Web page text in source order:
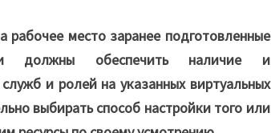
рабочее место заранее подготовленные
должны обеспечить наличие и
и ролей на указанных виртуальных
выбирать способ настройки того или